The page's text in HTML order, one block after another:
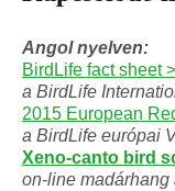
Angol nyelven:
BirdLife fact sheet
a BirdLife
2015 European
a BirdLife európai
Xeno-canto bird
on-line madárhang